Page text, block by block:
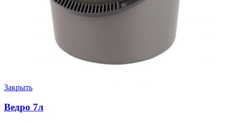
Закрыть
Ведро 7л